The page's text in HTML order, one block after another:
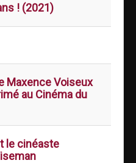
! (2021)
Maxence Voiseux
au Cinéma du
le cinéaste